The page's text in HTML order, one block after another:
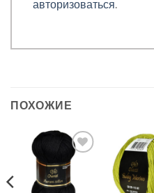
авторизоваться.
ПОХОЖИЕ
Добавить в
избранное.